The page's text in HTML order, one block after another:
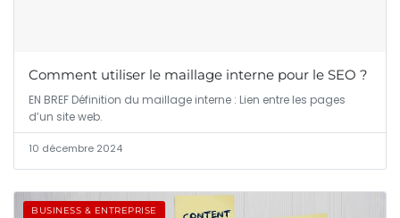
Comment utiliser le maillage interne pour le SEO ?
EN BREF Définition du maillage interne : Lien entre les pages
d’un site web.
10 décembre 2024
BUSINESS & ENTREPRISE